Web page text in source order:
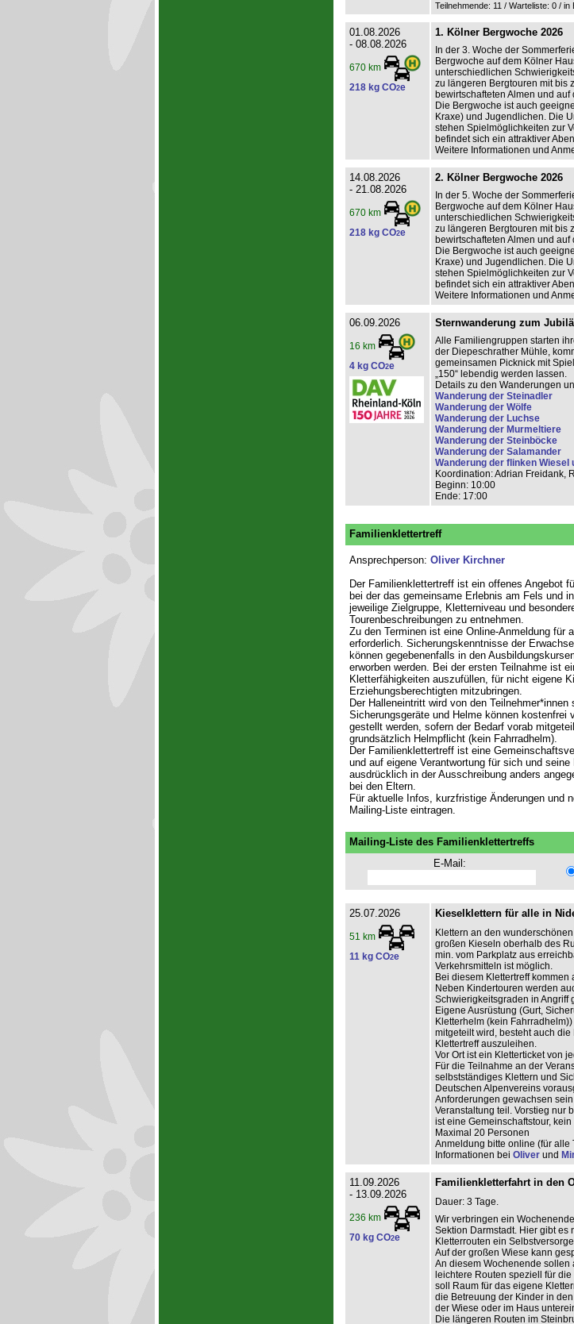
Teilnehmende: 11 / Warteliste: 0 / in
01.08.2026
- 08.08.2026
670 km
218 kg CO2e
1. Kölner Bergwoche 2026
In der 3. Woche der
Bergwoche auf dem Kölner
unterschiedlichen
zu längeren Bergtouren mit bis
bewirtschafteten Almen und
Die Bergwoche ist auch
Kraxe) und Jugendlichen. Die
stehen Spielmöglichkeiten zur
befindet sich ein attraktiver
Weitere Informationen und
14.08.2026
- 21.08.2026
670 km
218 kg CO2e
2. Kölner Bergwoche 2026
In der 5. Woche der
Bergwoche auf dem Kölner
unterschiedlichen
zu längeren Bergtouren mit bis
bewirtschafteten Almen und
Die Bergwoche ist auch
Kraxe) und Jugendlichen. Die
stehen Spielmöglichkeiten zur
befindet sich ein attraktiver
Weitere Informationen und
06.09.2026
16 km
4 kg CO2e
Sternwanderung zum
Alle Familiengruppen starten
der Diepeschrather Mühle,
gemeinsamen Picknick mit
„150“ lebendig werden lassen.
Details zu den Wanderungen
Wanderung der Steinadler
Wanderung der Wölfe
Wanderung der Luchse
Wanderung der Murmeltiere
Wanderung der Steinböcke
Wanderung der Salamander
Wanderung der flinken Wiesel
Koordination: Adrian Freidank,
Beginn: 10:00
Ende: 17:00
Familienklettertreff
Ansprechperson: Oliver Kirchner
Der Familienklettertreff ist ein offenes Angebot
bei der das gemeinsame Erlebnis am Fels und
jeweilige Zielgruppe, Kletterniveau und
Tourenbeschreibungen zu entnehmen.
Zu den Terminen ist eine Online-Anmeldung für
erforderlich. Sicherungskenntnisse der
können gegebenenfalls in den
erworben werden. Bei der ersten Teilnahme ist
Kletterfähigkeiten auszufüllen, für nicht eigene
Erziehungsberechtigten mitzubringen.
Der Halleneintritt wird von den
Sicherungsgeräte und Helme können kostenfrei
gestellt werden, sofern der Bedarf vorab
grundsätzlich Helmpflicht (kein Fahrradhelm).
Der Familienklettertreff ist eine
und auf eigene Verantwortung für sich und
ausdrücklich in der Ausschreibung anders
bei den Eltern.
Für aktuelle Infos, kurzfristige Änderungen und
Mailing-Liste eintragen.
Mailing-Liste des Familienklettertreffs
E-Mail:
25.07.2026
51 km
11 kg CO2e
Kieselklettern für alle in
Klettern an den
großen Kieseln oberhalb des
min. vom Parkplatz aus
Verkehrsmitteln ist möglich.
Bei diesem Klettertreff
Neben Kindertouren werden
Schwierigkeitsgraden in Angriff
Eigene Ausrüstung (Gurt,
Kletterhelm (kein
mitgeteilt wird, besteht auch
Klettertreff auszuleihen.
Vor Ort ist ein Kletterticket von
Für die Teilnahme an der
selbstständiges Klettern und
Deutschen Alpenvereins
Anforderungen gewachsen
Veranstaltung teil. Vorstieg nur
ist eine Gemeinschaftstour, kein
Maximal 20 Personen
Anmeldung bitte online (für alle
Informationen bei Oliverund
11.09.2026
- 13.09.2026
236 km
70 kg CO2e
Familienkletterfahrt in den
Dauer: 3 Tage.
Wir verbringen ein
Sektion Darmstadt. Hier gibt es
Kletterrouten ein
Auf der großen Wiese kann
An diesem Wochenende sollen
leichtere Routen speziell für
soll Raum für das eigene
die Betreuung der Kinder in
der Wiese oder im Haus
Die längeren Routen im